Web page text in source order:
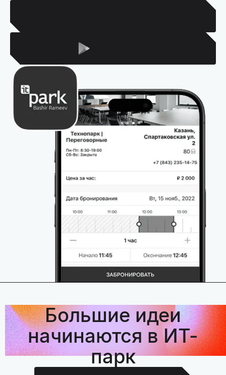
Большие идеи
начинаются в ИТ-
парк